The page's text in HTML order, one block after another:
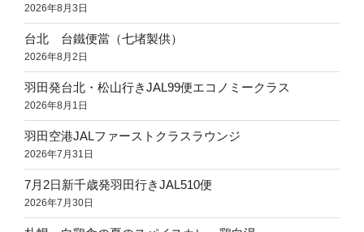
2026年8月3日
台北 台鐵便當（七堵製供）
2026年8月2日
羽田発台北・松山行きJAL99便エコノミークラス
2026年8月1日
羽田空港JALファーストクラスラウンジ
2026年7月31日
7月2日新千歳発羽田行きJAL510便
2026年7月30日